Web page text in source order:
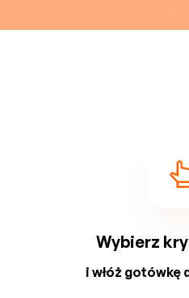
Wybierz
i włóż gotówkę